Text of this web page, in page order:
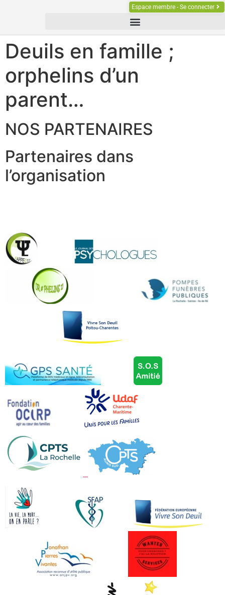
Espace membre - Se connecter
Deuils en famille ;
orphelins d’un
parent…
NOS PARTENAIRES
Partenaires dans
l’organisation